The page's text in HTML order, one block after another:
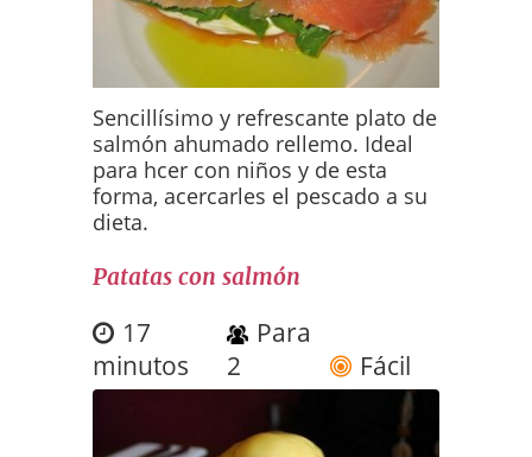
Sencillísimo y refrescante plato de
salmón ahumado rellemo. Ideal
para hcer con niños y de esta
forma, acercarles el pescado a su
dieta.
Patatas con salmón
17
minutos
Para
2
Fácil